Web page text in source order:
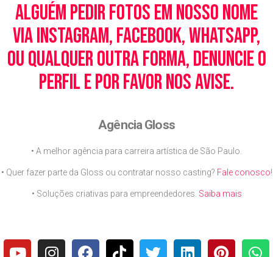
alguém pedir fotos em nosso nome
via Instagram, Facebook, WhatsApp,
ou qualquer outra forma, denuncie o
perfil e por favor nos avise.
Agência Gloss
• A melhor agência para carreira artística de São Paulo.
• Quer fazer parte da Gloss ou contratar nosso casting? Fale conosco!
• Soluções criativas para empreendedores. Saiba mais